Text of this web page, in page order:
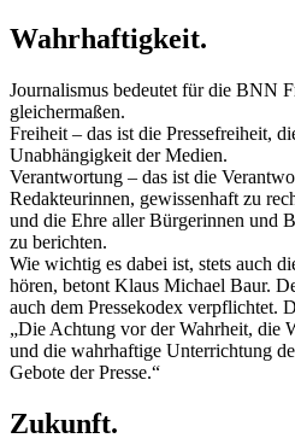
Wahrhaftigkeit.
Journalismus bedeutet für die BNN
gleichermaßen.
Freiheit – das ist die Pressefreiheit,
Unabhängigkeit der Medien.
Verantwortung – das ist die
Redakteurinnen, gewissenhaft zu
und die Ehre aller Bürgerinnen und
zu berichten.
Wie wichtig es dabei ist, stets auch
hören, betont Klaus Michael Baur.
auch dem Pressekodex verpflichtet.
„Die Achtung vor der Wahrheit, die
und die wahrhaftige Unterrichtung
Gebote der Presse.“
Zukunft.